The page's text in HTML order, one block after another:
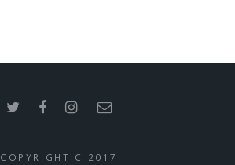
COPYRIGHT C 2017